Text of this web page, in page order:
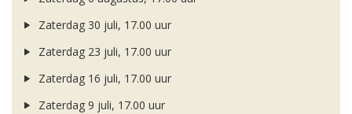
Zaterdag 30 juli, 17.00 uur
Zaterdag 23 juli, 17.00 uur
Zaterdag 16 juli, 17.00 uur
Zaterdag 9 juli, 17.00 uur